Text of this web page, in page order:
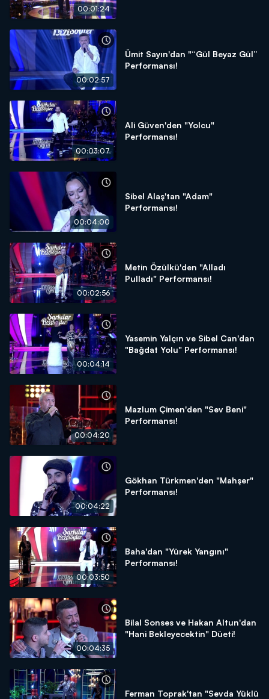
00:01:24
00:02:57
Ümit Sayın'dan "“Gül Beyaz Gül”
Performansı!
00:03:07
Ali Güven'den "Yolcu"
Performansı!
00:04:00
Sibel Alaş'tan "Adam"
Performansı!
00:02:56
Metin Özülkü'den "Alladı
Pulladı" Performansı!
00:04:14
Yasemin Yalçın ve Sibel Can'dan
"Bağdat Yolu" Performansı!
00:04:20
Mazlum Çimen'den "Sev Beni"
Performansı!
00:04:22
Gökhan Türkmen'den "Mahşer"
Performansı!
00:03:50
Baha'dan "Yürek Yangını"
Performansı!
00:04:35
Bilal Sonses ve Hakan Altun'dan
"Hani Bekleyecektin" Düeti!
Ferman Toprak'tan "Sevda Yüklü